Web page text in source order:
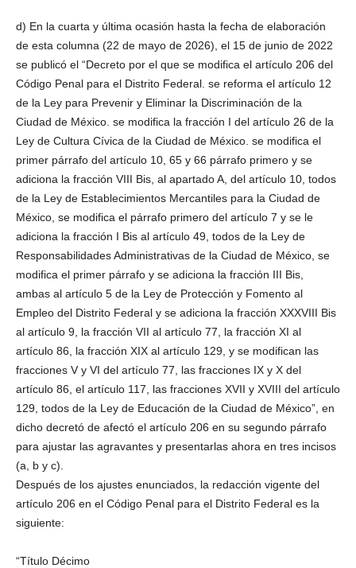
d) En la cuarta y última ocasión hasta la fecha de elaboración
de esta columna (22 de mayo de 2026), el 15 de junio de 2022
se publicó el “Decreto por el que se modifica el artículo 206 del
Código Penal para el Distrito Federal. se reforma el artículo 12
de la Ley para Prevenir y Eliminar la Discriminación de la
Ciudad de México. se modifica la fracción I del artículo 26 de la
Ley de Cultura Cívica de la Ciudad de México. se modifica el
primer párrafo del artículo 10, 65 y 66 párrafo primero y se
adiciona la fracción VIII Bis, al apartado A, del artículo 10, todos
de la Ley de Establecimientos Mercantiles para la Ciudad de
México, se modifica el párrafo primero del artículo 7 y se le
adiciona la fracción I Bis al artículo 49, todos de la Ley de
Responsabilidades Administrativas de la Ciudad de México, se
modifica el primer párrafo y se adiciona la fracción III Bis,
ambas al artículo 5 de la Ley de Protección y Fomento al
Empleo del Distrito Federal y se adiciona la fracción XXXVIII Bis
al artículo 9, la fracción VII al artículo 77, la fracción XI al
artículo 86, la fracción XIX al artículo 129, y se modifican las
fracciones V y VI del artículo 77, las fracciones IX y X del
artículo 86, el artículo 117, las fracciones XVII y XVIII del artículo
129, todos de la Ley de Educación de la Ciudad de México”, en
dicho decretó de afectó el artículo 206 en su segundo párrafo
para ajustar las agravantes y presentarlas ahora en tres incisos
(a, b y c).
Después de los ajustes enunciados, la redacción vigente del
artículo 206 en el Código Penal para el Distrito Federal es la
siguiente:
“Título Décimo